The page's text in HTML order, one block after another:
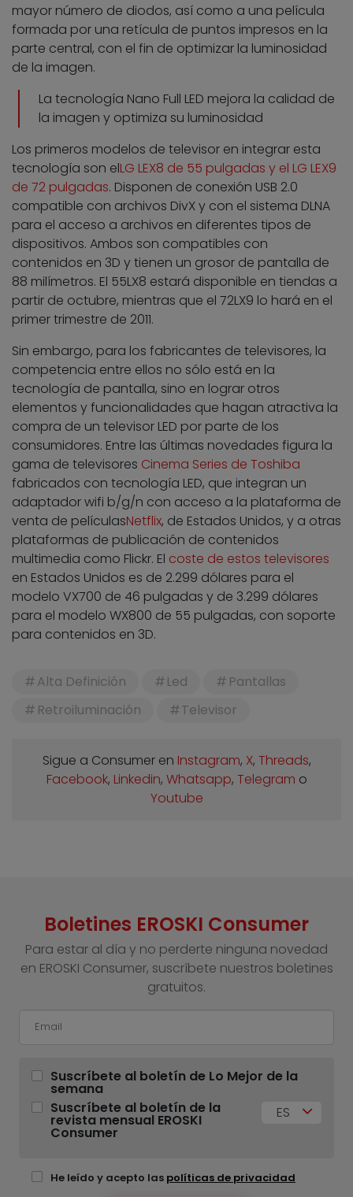
mayor número de diodos, así como a una película
formada por una retícula de puntos impresos en la
parte central, con el fin de optimizar la luminosidad
de la imagen.
La tecnología Nano Full LED mejora la calidad de
la imagen y optimiza su luminosidad
Los primeros modelos de televisor en integrar esta
tecnología son elLG LEX8 de 55 pulgadas y el LG LEX9
de 72 pulgadas. Disponen de conexión USB 2.0
compatible con archivos DivX y con el sistema DLNA
para el acceso a archivos en diferentes tipos de
dispositivos. Ambos son compatibles con
contenidos en 3D y tienen un grosor de pantalla de
88 milímetros. El 55LX8 estará disponible en tiendas a
partir de octubre, mientras que el 72LX9 lo hará en el
primer trimestre de 2011.
Sin embargo, para los fabricantes de televisores, la
competencia entre ellos no sólo está en la
tecnología de pantalla, sino en lograr otros
elementos y funcionalidades que hagan atractiva la
compra de un televisor LED por parte de los
consumidores. Entre las últimas novedades figura la
gama de televisores Cinema Series de Toshiba
fabricados con tecnología LED, que integran un
adaptador wifi b/g/n con acceso a la plataforma de
venta de películasNetflix, de Estados Unidos, y a otras
plataformas de publicación de contenidos
multimedia como Flickr. El coste de estos televisores
en Estados Unidos es de 2.299 dólares para el
modelo VX700 de 46 pulgadas y de 3.299 dólares
para el modelo WX800 de 55 pulgadas, con soporte
para contenidos en 3D.
Alta Definición Led
Pantallas
Retroiluminación
Televisor
Sigue a Consumer en Instagram, X, Threads,
Facebook, Linkedin, Whatsapp, Telegram o
Youtube
Boletines EROSKI Consumer
Para estar al día y no perderte ninguna novedad
en EROSKI Consumer, suscríbete nuestros boletines
gratuitos.
Suscríbete al boletín de Lo Mejor de la
semana
Suscríbete al boletín de la
revista mensual EROSKI
Consumer
ES
He leído y acepto las políticas de privacidad